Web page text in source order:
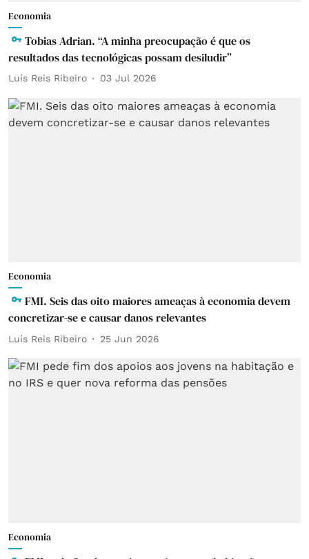
Economia
Tobias Adrian. “A minha preocupação é que os
resultados das tecnológicas possam desiludir”
Luís Reis Ribeiro 03 Jul 2026
Economia
FMI. Seis das oito maiores ameaças à economia devem
concretizar-se e causar danos relevantes
Luís Reis Ribeiro 25 Jun 2026
Economia